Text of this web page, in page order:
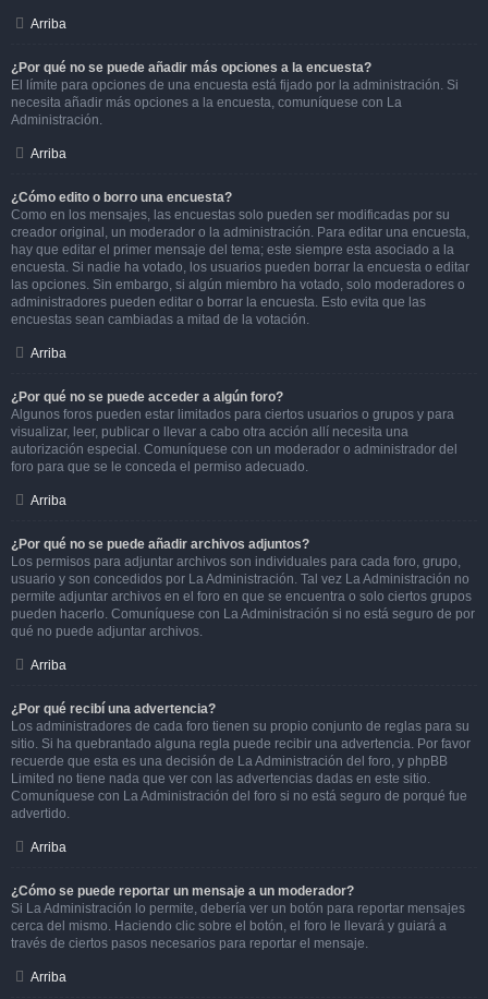
Arriba
¿Por qué no se puede añadir más opciones a la encuesta?
El límite para opciones de una encuesta está fijado por la administración. Si
necesita añadir más opciones a la encuesta, comuníquese con La
Administración.
Arriba
¿Cómo edito o borro una encuesta?
Como en los mensajes, las encuestas solo pueden ser modificadas por su
creador original, un moderador o la administración. Para editar una encuesta,
hay que editar el primer mensaje del tema; este siempre esta asociado a la
encuesta. Si nadie ha votado, los usuarios pueden borrar la encuesta o editar
las opciones. Sin embargo, si algún miembro ha votado, solo moderadores o
administradores pueden editar o borrar la encuesta. Esto evita que las
encuestas sean cambiadas a mitad de la votación.
Arriba
¿Por qué no se puede acceder a algún foro?
Algunos foros pueden estar limitados para ciertos usuarios o grupos y para
visualizar, leer, publicar o llevar a cabo otra acción allí necesita una
autorización especial. Comuníquese con un moderador o administrador del
foro para que se le conceda el permiso adecuado.
Arriba
¿Por qué no se puede añadir archivos adjuntos?
Los permisos para adjuntar archivos son individuales para cada foro, grupo,
usuario y son concedidos por La Administración. Tal vez La Administración no
permite adjuntar archivos en el foro en que se encuentra o solo ciertos grupos
pueden hacerlo. Comuníquese con La Administración si no está seguro de por
qué no puede adjuntar archivos.
Arriba
¿Por qué recibí una advertencia?
Los administradores de cada foro tienen su propio conjunto de reglas para su
sitio. Si ha quebrantado alguna regla puede recibir una advertencia. Por favor
recuerde que esta es una decisión de La Administración del foro, y phpBB
Limited no tiene nada que ver con las advertencias dadas en este sitio.
Comuníquese con La Administración del foro si no está seguro de porqué fue
advertido.
Arriba
¿Cómo se puede reportar un mensaje a un moderador?
Si La Administración lo permite, debería ver un botón para reportar mensajes
cerca del mismo. Haciendo clic sobre el botón, el foro le llevará y guiará a
través de ciertos pasos necesarios para reportar el mensaje.
Arriba